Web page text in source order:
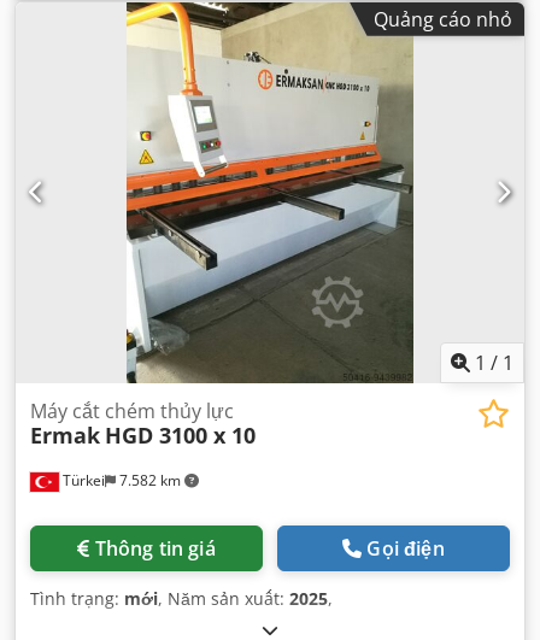
Quảng cáo nhỏ
1 / 1
Türkei 7.582 km
Máy cắt chém thủy lực
Ermak HGD 3100 x 10
Thông tin giá Gọi điện
Tình trạng: mới, Năm sản xuất: 2025,